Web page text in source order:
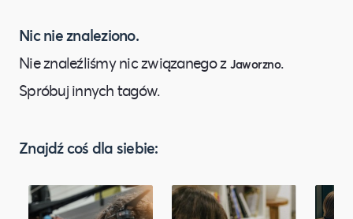
Nic nie znaleziono.
Nie znaleźliśmy nic związanego z Jaworzno.
Spróbuj innych tagów.
Znajdź coś dla siebie: